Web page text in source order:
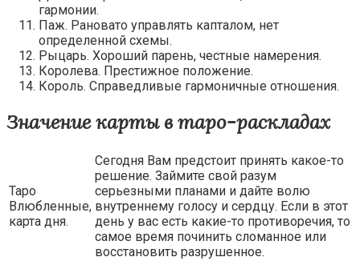
гармонии.
Паж. Рановато управлять капталом, нет
определенной схемы.
Рыцарь. Хороший парень, честные намерения.
Королева. Престижное положение.
Король. Справедливые гармоничные отношения.
Значение карты в таро-раскладах
Таро
Влюбленные,
карта дня.
Сегодня Вам предстоит принять какое-то
решение. Займите свой разум
серьезными планами и дайте волю
внутреннему голосу и сердцу. Если в этот
день у вас есть какие-то противоречия, то
самое время починить сломанное или
восстановить разрушенное.